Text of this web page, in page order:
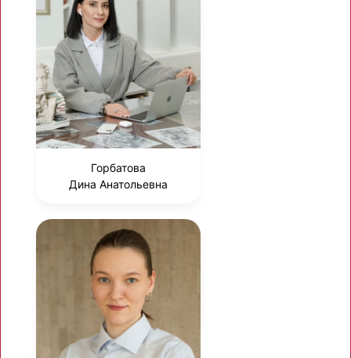
Горбатова
Дина Анатольевна